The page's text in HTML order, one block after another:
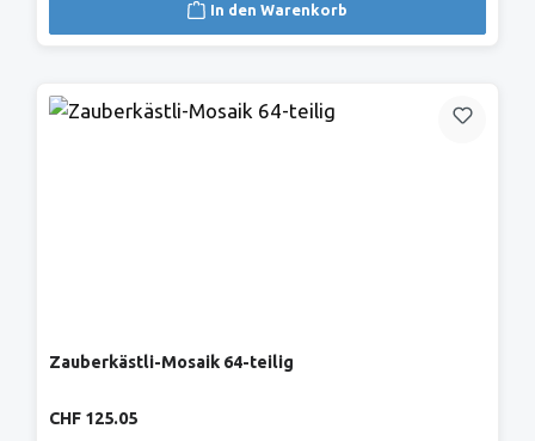
In den Warenkorb
Zauberkästli-Mosaik 64-teilig
Regulärer Preis:
CHF 125.05